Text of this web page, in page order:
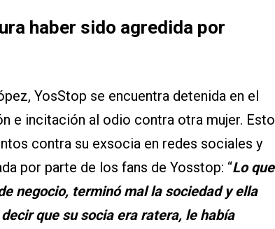
haber sido agredida por
YosStop se encuentra detenida en el
e incitación al odio contra otra mujer. Esto
contra su exsocia en redes sociales y
por parte de los fans de Yosstop: “Lo que
negocio, terminó mal la sociedad y ella
que su socia era ratera, le había